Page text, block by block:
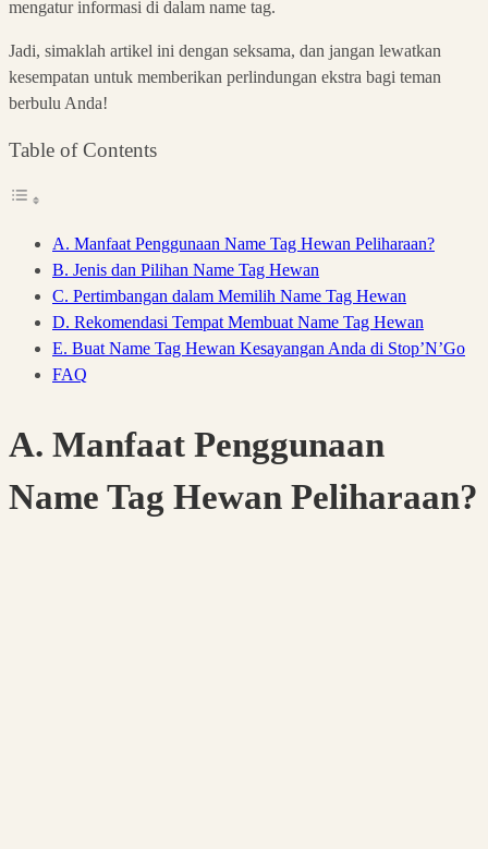
mengatur informasi di dalam name tag.
Jadi, simaklah artikel ini dengan seksama, dan jangan lewatkan
kesempatan untuk memberikan perlindungan ekstra bagi teman
berbulu Anda!
Table of Contents
A. Manfaat Penggunaan Name Tag Hewan Peliharaan?
B. Jenis dan Pilihan Name Tag Hewan
C. Pertimbangan dalam Memilih Name Tag Hewan
D. Rekomendasi Tempat Membuat Name Tag Hewan
E. Buat Name Tag Hewan Kesayangan Anda di Stop’N’Go
FAQ
A. Manfaat Penggunaan
Name Tag Hewan Peliharaan?